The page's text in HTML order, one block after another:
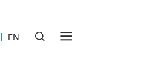
| EN